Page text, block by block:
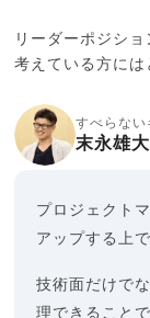
リーダーポジシ
考えている方には
すべらな
末永雄大
プロジェクト
アップする上
技術面だけで
理できること